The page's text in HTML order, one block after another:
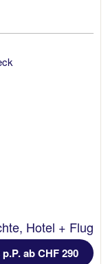
Hotel + Flug
ab CHF 290